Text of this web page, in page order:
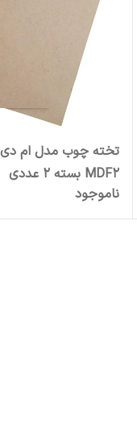
MDF2 بسته 2 عددی
ناموجود